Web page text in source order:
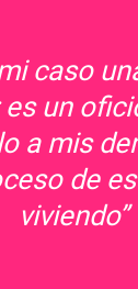
caso
un
a mis
de
viviendo”